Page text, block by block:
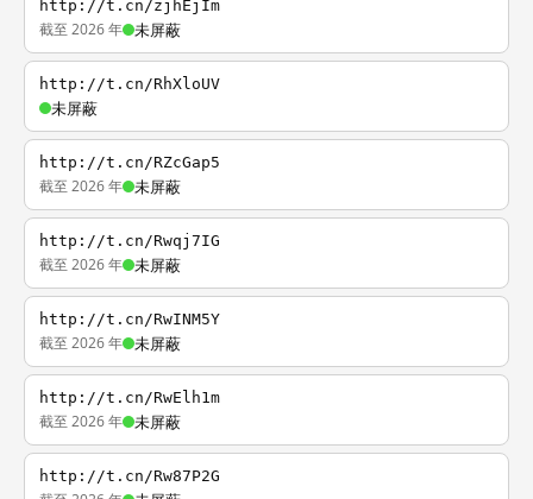
http://t.cn/zjhEjIm
截至 2026 年 未屏蔽
http://t.cn/RhXloUV
未屏蔽
http://t.cn/RZcGap5
截至 2026 年 未屏蔽
http://t.cn/Rwqj7IG
截至 2026 年 未屏蔽
http://t.cn/RwINM5Y
截至 2026 年 未屏蔽
http://t.cn/RwElh1m
截至 2026 年 未屏蔽
http://t.cn/Rw87P2G